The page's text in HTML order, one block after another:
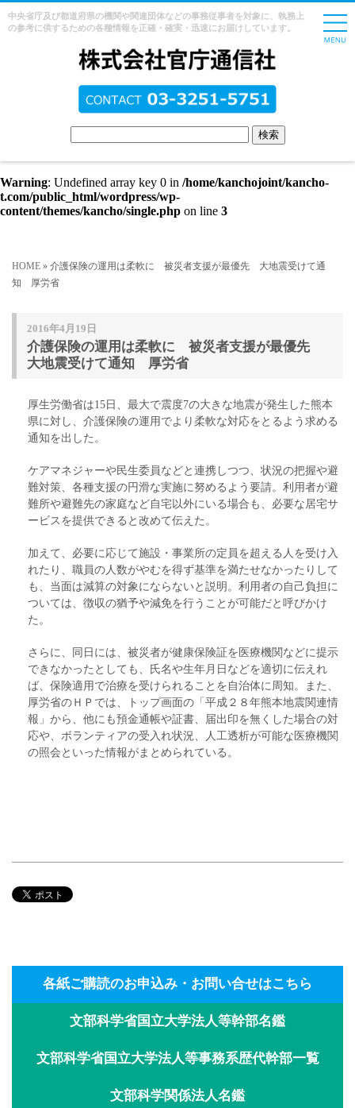
中央省庁及び都道府県の機関や関連団体などの事務従事者を対象に、執務上
の参考に供するための各種情報を正確・確実・迅速にお届けしています。
Warning: Undefined array key 0 in /home/kanchojoint/kancho-
t.com/public_html/wordpress/wp-
content/themes/kancho/single.php on line 3
HOME » 介護保険の運用は柔軟に 被災者支援が最優先 大地震受けて通
知 厚労省
2016年4月19日
介護保険の運用は柔軟に 被災者支援が最優先
大地震受けて通知 厚労省
厚生労働省は15日、最大で震度7の大きな地震が発生した熊本
県に対し、介護保険の運用でより柔軟な対応をとるよう求める
通知を出した。
ケアマネジャーや民生委員などと連携しつつ、状況の把握や避
難対策、各種支援の円滑な実施に努めるよう要請。利用者が避
難所や避難先の家庭など自宅以外にいる場合も、必要な居宅サ
ービスを提供できると改めて伝えた。
加えて、必要に応じて施設・事業所の定員を超える人を受け入
れたり、職員の人数がやむを得ず基準を満たせなかったりして
も、当面は減算の対象にならないと説明。利用者の自己負担に
ついては、徴収の猶予や減免を行うことが可能だと呼びかけ
た。
さらに、同日には、被災者が健康保険証を医療機関などに提示
できなかったとしても、氏名や生年月日などを適切に伝えれ
ば、保険適用で治療を受けられることを自治体に周知。また、
厚労省のＨＰでは、トップ画面の「平成２８年熊本地震関連情
報」から、他にも預金通帳や証書、届出印を無くした場合の対
応や、ボランティアの受入れ状況、人工透析が可能な医療機関
の照会といった情報がまとめられている。
各紙ご購読のお申込み・お問い合せはこちら
文部科学省国立大学法人等幹部名鑑
文部科学省国立大学法人等事務系歴代幹部一覧
文部科学関係法人名鑑